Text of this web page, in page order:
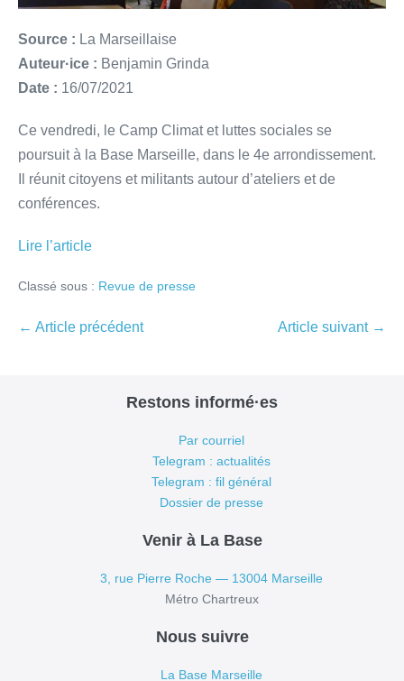
Source : La Marseillaise
Auteur·ice : Benjamin Grinda
Date : 16/07/2021
Ce vendredi, le Camp Climat et luttes sociales se
poursuit à la Base Marseille, dans le 4e arrondissement.
Il réunit citoyens et militants autour d’ateliers et de
conférences.
Lire l’article
Classé sous : Revue de presse
Navigation
← Article précédent Article suivant →
Restons informé·es
Par courriel
Telegram : actualités
Telegram : fil général
Dossier de presse
Venir à La Base
3, rue Pierre Roche — 13004 Marseille
Métro Chartreux
Nous suivre
La Base Marseille